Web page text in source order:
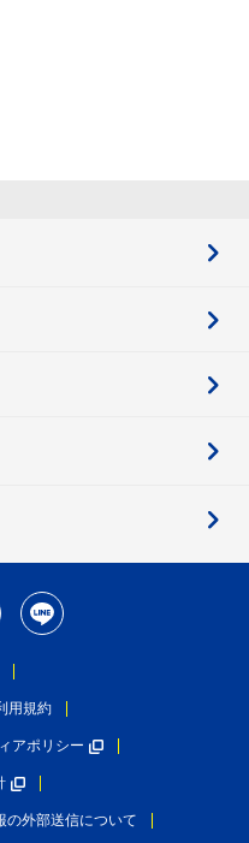
用規約
アポリシー
の外部送信について